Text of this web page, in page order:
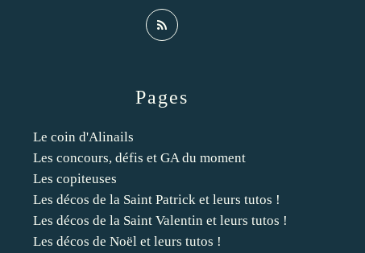
Pages
Le coin d'Alinails
Les concours, défis et GA du moment
Les copiteuses
Les décos de la Saint Patrick et leurs tutos !
Les décos de la Saint Valentin et leurs tutos !
Les décos de Noël et leurs tutos !